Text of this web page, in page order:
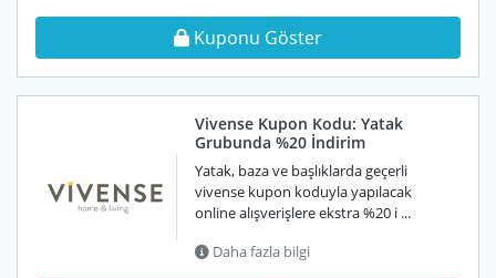
Kuponu Göster
Vivense Kupon Kodu: Yatak
Grubunda %20 İndirim
Yatak, baza ve başlıklarda geçerli
vivense kupon koduyla yapılacak
online alışverişlere ekstra %20 i ...
Daha fazla bilgi